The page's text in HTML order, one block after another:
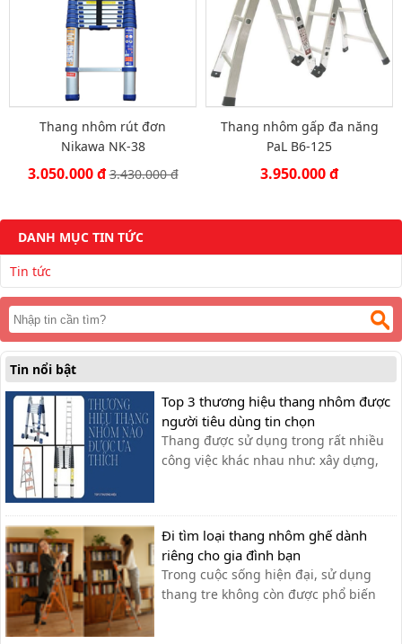
Thang nhôm rút đơn
Nikawa NK-38
3.050.000 đ3.430.000 đ
Thang nhôm gấp đa năng
PaL B6-125
3.950.000 đ
DANH MỤC TIN TỨC
Tin tức
Tin nổi bật
Top 3 thương hiệu thang nhôm được
người tiêu dùng tin chọn
Thang được sử dụng trong rất nhiều
công việc khác nhau như: xây dựng,
nhôm nào là tốt nhất?
Đi tìm loại thang nhôm ghế dành
riêng cho gia đình bạn
Trong cuộc sống hiện đại, sử dụng
thang tre không còn được phổ biến